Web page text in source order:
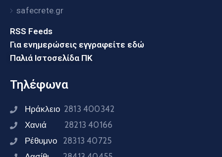
safecrete.gr
RSS Feeds
Για ενημερώσεις εγγραφείτε εδώ
Παλιά Ιστοσελίδα ΠΚ
Τηλέφωνα
Ηράκλειο 2813 400342
Χανιά 28213 40166
Ρέθυμνο 28313 40725